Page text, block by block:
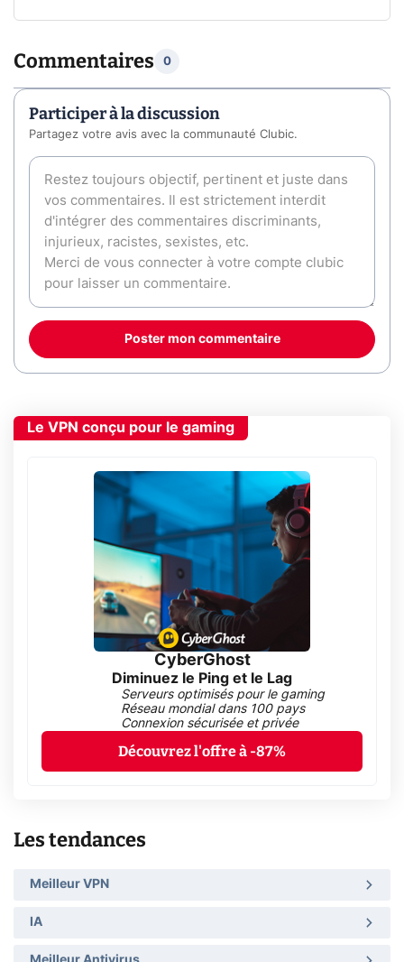
Commentaires 0
Participer à la discussion
Partagez votre avis avec la communauté Clubic.
Poster mon commentaire
Le VPN conçu pour le gaming
CyberGhost
Diminuez le Ping et le Lag
Serveurs optimisés pour le gaming
Réseau mondial dans 100 pays
Connexion sécurisée et privée
Découvrez l'offre à -87%
Les tendances
Meilleur VPN
IA